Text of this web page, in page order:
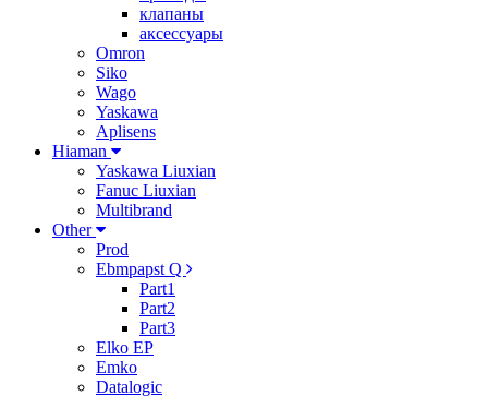
клапаны
аксессуары
Omron
Siko
Wago
Yaskawa
Aplisens
Hiaman
Yaskawa Liuxian
Fanuc Liuxian
Multibrand
Other
Prod
Ebmpapst Q
Part1
Part2
Part3
Elko EP
Emko
Datalogic